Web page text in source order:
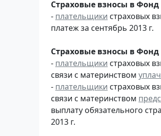
Страховые взносы в Фонд
- плательщики страховых
платеж за сентябрь 2013 г.
Страховые взносы в
- плательщики страховых
связи с материнством
- плательщики страховых
связи с материнством
выплату обязательного
2013 г.